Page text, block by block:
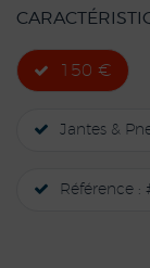
150 €
Jantes &
Référence :